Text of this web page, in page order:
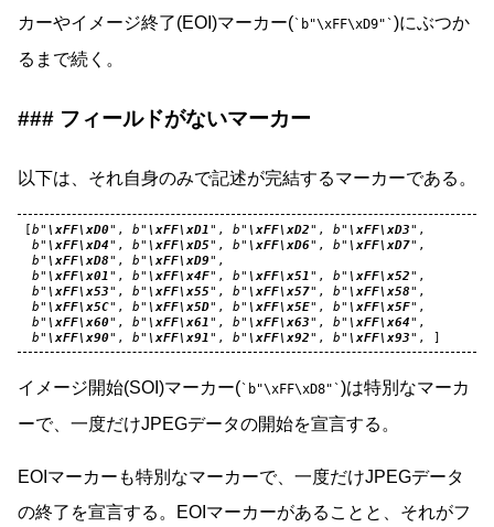
カーやイメージ終了(EOI)マーカー(
b"\xFF\xD9" )にぶつか
るまで続く。
フィールドがないマーカー
以下は、それ自身のみで記述が完結するマーカーである。
[b" \xFF\xD0" , b" \xFF\xD1 " , b" \xFF\xD2" , b" \xFF\xD3" ,
b" \xFF\xD4" , b" \xFF\xD5" , b" \xFF\xD6" , b" \xFF\xD7" ,
b" \xFF\xD8" , b" \xFF\xD9" ,
b" \xFF\x01 " , b" \xFF\x4F" , b" \xFF\x51 " , b" \xFF\x52" ,
b" \xFF\x53" , b" \xFF\x55" , b" \xFF\x57" , b" \xFF\x58" ,
b" \xFF\x5C" , b" \xFF\x5D" , b" \xFF\x5E" , b" \xFF\x5F" ,
b" \xFF\x60" , b" \xFF\x61 " , b" \xFF\x63" , b" \xFF\x64" ,
b" \xFF\x90" , b" \xFF\x91 " , b" \xFF\x92" , b" \xFF\x93" , ]
イメージ開始(SOI)マーカー( b"\xFF\xD8" )は特別なマーカ
ーで、一度だけJPEGデータの開始を宣言する。
EOIマーカーも特別なマーカーで、一度だけJPEGデータ
の終了を宣言する。EOIマーカーがあることと、それがフ